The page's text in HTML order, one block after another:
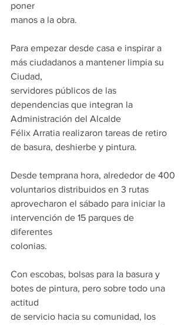
poner
manos a la obra.
Para empezar desde casa e inspirar a
más ciudadanos a mantener limpia su
Ciudad,
servidores públicos de las
dependencias que integran la
Administración del Alcalde
Félix Arratia realizaron tareas de retiro
de basura, deshierbe y pintura.
Desde temprana hora, alrededor de 400
voluntarios distribuidos en 3 rutas
aprovecharon el sábado para iniciar la
intervención de 15 parques de
diferentes
colonias.
Con escobas, bolsas para la basura y
botes de pintura, pero sobre todo una
actitud
de servicio hacia su comunidad, los